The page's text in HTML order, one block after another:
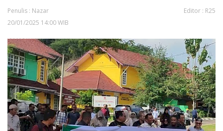
EDUKASI
LINTAS DESA
WISATA
LENSA
ADVETORIAL
OPINI
Penulis : Nazar
Editor : R25
20/01/2025 14:00 WIB